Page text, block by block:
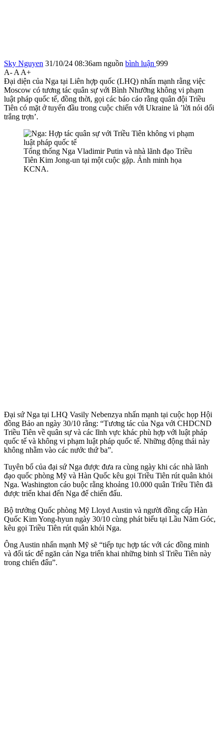
Sky Nguyen 31/10/24 08:36am nguồn bình luận 999
A- A A+
Đại diện của Nga tại Liên hợp quốc (LHQ) nhấn mạnh rằng việc
Moscow có tương tác quân sự với Bình Nhưỡng không vi phạm
luật pháp quốc tế, đồng thời, gọi các báo cáo rằng quân đội Triều
Tiên có mặt ở tuyến đầu trong cuộc chiến với Ukraine là ’lời nói dối
trắng trợn’.
Tổng thống Nga Vladimir Putin và nhà lãnh đạo Triều
Tiên Kim Jong-un tại một cuộc gặp. Ảnh minh họa
KCNA.
Đại sứ Nga tại LHQ Vasily Nebenzya nhấn mạnh tại cuộc họp Hội
đồng Bảo an ngày 30/10 rằng: “Tương tác của Nga với CHDCND
Triều Tiên về quân sự và các lĩnh vực khác phù hợp với luật pháp
quốc tế và không vi phạm luật pháp quốc tế. Những động thái này
không nhằm vào các nước thứ ba”.
Tuyên bố của đại sứ Nga được đưa ra cùng ngày khi các nhà lãnh
đạo quốc phòng Mỹ và Hàn Quốc kêu gọi Triều Tiên rút quân khỏi
Nga. Washington cáo buộc rằng khoảng 10.000 quân Triều Tiên đã
được triển khai đến Nga để chiến đấu.
Bộ trưởng Quốc phòng Mỹ Lloyd Austin và người đồng cấp Hàn
Quốc Kim Yong-hyun ngày 30/10 cùng phát biểu tại Lầu Năm Góc,
kêu gọi Triều Tiên rút quân khỏi Nga.
Ông Austin nhấn mạnh Mỹ sẽ “tiếp tục hợp tác với các đồng minh
và đối tác để ngăn cản Nga triển khai những binh sĩ Triều Tiên này
trong chiến đấu”.